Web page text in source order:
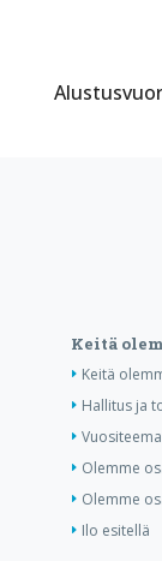
Keitä
Keitä
Hallitus ja
Vuositeema
Olemme
Olemme
Ilo esitellä